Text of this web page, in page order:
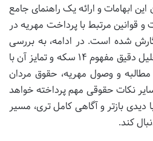
ابهامات و ارائه یک راهنمای جامع
قوانین مرتبط با پرداخت مهریه در
نگارش شده است. در ادامه، به بررسی
ریشه ها و تعاریف مهریه، تحلیل دقیق مفهوم ۱۴ سکه و تمایز آن با
و وصول مهریه، حقوق مردان
نکات حقوقی مهم پرداخته خواهد
دیدی بازتر و آگاهی کامل تری، مسیر
کند.